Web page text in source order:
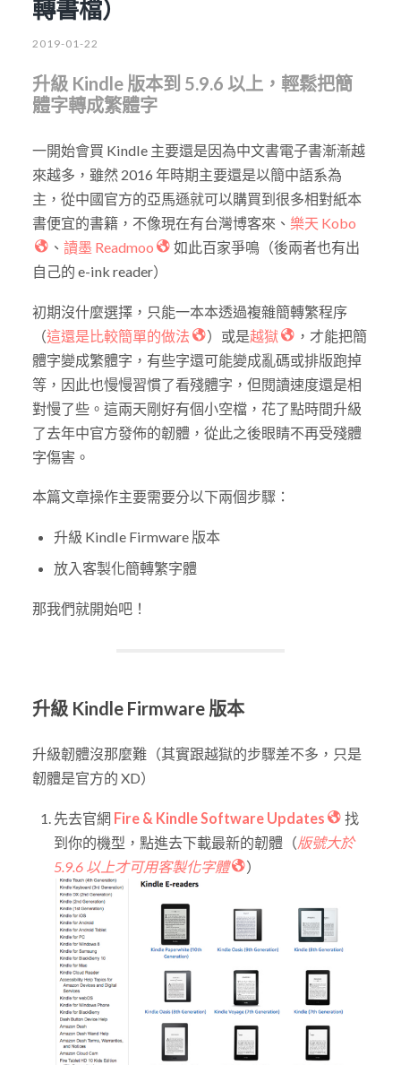
轉書檔）
2019-01-22
升級 Kindle 版本到 5.9.6 以上，輕鬆把簡
體字轉成繁體字
一開始會買 Kindle 主要還是因為中文書電子書漸漸越
來越多，雖然 2016 年時期主要還是以簡中語系為
主，從中國官方的亞馬遜就可以購買到很多相對紙本
書便宜的書籍，不像現在有台灣博客來、 樂天 Kobo
、讀墨 Readmoo
如此百家爭鳴（後兩者也有出
自己的 e-ink reader）
初期沒什麼選擇，只能一本本透過複雜簡轉繁程序
（這還是比較簡單的做法 ）或是越獄
，才能把簡
體字變成繁體字，有些字還可能變成亂碼或排版跑掉
等，因此也慢慢習慣了看殘體字，但閱讀速度還是相
對慢了些。這兩天剛好有個小空檔，花了點時間升級
了去年中官方發佈的韌體，從此之後眼睛不再受殘體
字傷害。
本篇文章操作主要需要分以下兩個步驟：
升級 Kindle Firmware 版本
放入客製化簡轉繁字體
那我們就開始吧！
升級 Kindle Firmware 版本
升級韌體沒那麼難（其實跟越獄的步驟差不多，只是
韌體是官方的 XD）
先去官網 Fire & Kindle Software Updates
找
到你的機型，點進去下載最新的韌體（版號大於
5.9.6 以上才可用客製化字體
）